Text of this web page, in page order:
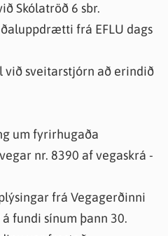
Skólatröð 6 sbr.
frá EFLU dags
við sveitarstjórn að erindið
um fyrirhugaða
nr. 8390 af vegaskrá -
frá Vegagerðinni
fundi sínum þann 30.